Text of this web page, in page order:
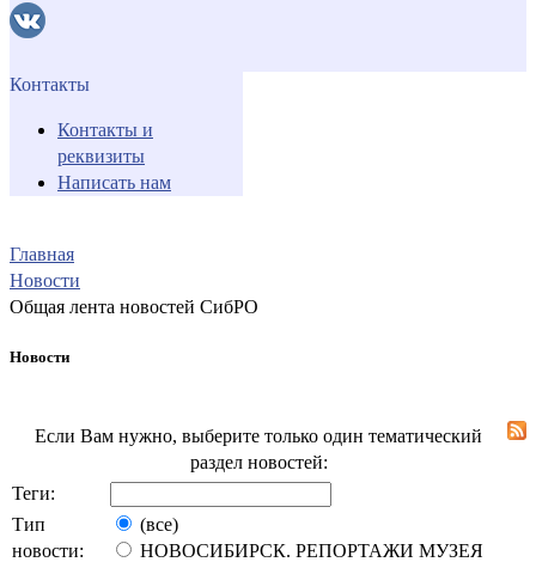
Контакты
Контакты и
реквизиты
Написать нам
Главная
Новости
Общая лента новостей СибРО
Новости
Если Вам нужно, выберите только один тематический
раздел новостей:
Теги:
Тип
новости:
(все)
НОВОСИБИРСК. РЕПОРТАЖИ МУЗЕЯ